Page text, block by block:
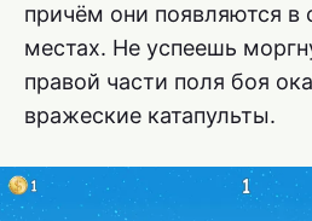
причём они появляются в
местах. Не успеешь
правой части поля боя
вражеские катапульты.